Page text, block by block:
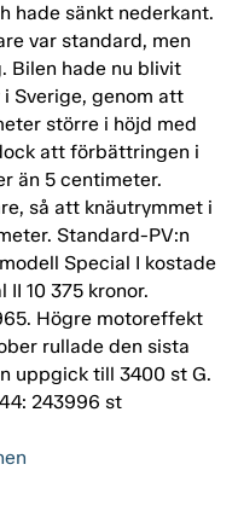
hade sänkt nederkant.
var standard, men
Bilen hade nu blivit
Sverige, genom att
större i höjd med
att förbättringen i
än 5 centimeter.
så att knäutrymmet i
Standard-PV:n
Special I kostade
10 375 kronor.
Högre motoreffekt
rullade den sista
uppgick till 3400 st G.
243996 st